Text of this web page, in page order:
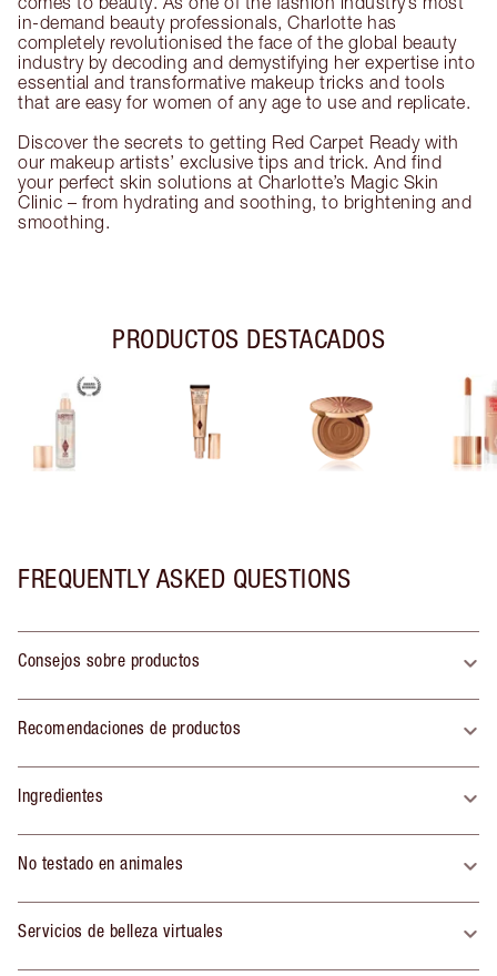
in-demand beauty professionals, Charlotte has
completely revolutionised the face of the global beauty
industry by decoding and demystifying her expertise into
essential and transformative makeup tricks and tools
that are easy for women of any age to use and replicate.
Discover the secrets to getting Red Carpet Ready with
our makeup artists’ exclusive tips and trick. And find
your perfect skin solutions at Charlotte’s Magic Skin
Clinic – from hydrating and soothing, to brightening and
smoothing.
PRODUCTOS DESTACADOS
FREQUENTLY ASKED QUESTIONS
Consejos sobre productos
Recomendaciones de productos
Ingredientes
No testado en animales
Servicios de belleza virtuales